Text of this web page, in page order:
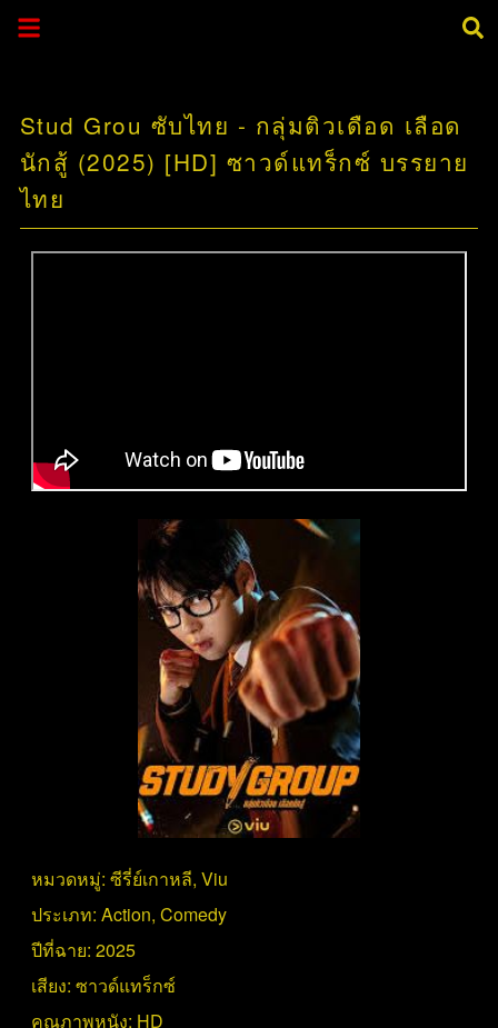
Stud Grou ซับไทย - กลุ่มติวเดือด เลือด
นักสู้ (2025) [HD] ซาวด์แทร็กซ์ บรรยาย
ไทย
หมวดหมู่: ซีรี่ย์เกาหลี, Viu
ประเภท: Action, Comedy
ปีที่ฉาย: 2025
เสียง: ซาวด์แทร็กซ์
คุณภาพหนัง: HD